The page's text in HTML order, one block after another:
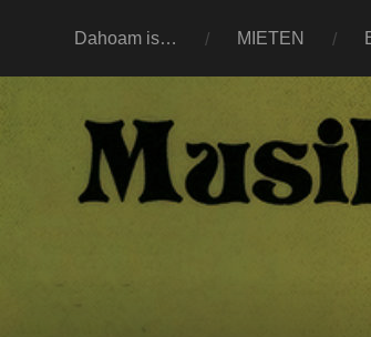
Dahoam is… MIETEN